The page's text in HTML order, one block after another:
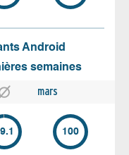
Android
semaines
mars
100